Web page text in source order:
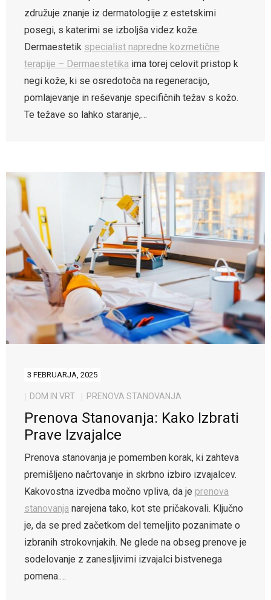
združuje znanje iz dermatologije z estetskimi
posegi, s katerimi se izboljša videz kože.
Dermaestetik specialist napredne kozmetične
terapije – Dermaestetika ima torej celovit pristop k
negi kože, ki se osredotoča na regeneracijo,
pomlajevanje in reševanje specifičnih težav s kožo.
Te težave so lahko staranje,…
3 FEBRUARJA, 2025
DOM IN VRT PRENOVA STANOVANJA
Prenova Stanovanja: Kako Izbrati
Prave Izvajalce
Prenova stanovanja je pomemben korak, ki zahteva
premišljeno načrtovanje in skrbno izbiro izvajalcev.
Kakovostna izvedba močno vpliva, da je prenova
stanovanja narejena tako, kot ste pričakovali. Ključno
je, da se pred začetkom del temeljito pozanimate o
izbranih strokovnjakih. Ne glede na obseg prenove je
sodelovanje z zanesljivimi izvajalci bistvenega
pomena.…